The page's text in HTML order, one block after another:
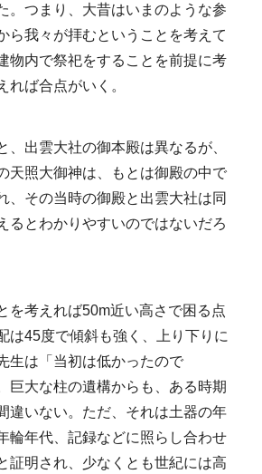
。つまり、大昔はいまのような参
ら我々が拝むということを考えて
物内で祭祀をすることを前提に考
れば合点がいく。
、出雲大社の御本殿は異なるが、
天照大御神は、もとは御殿の中で
、その当時の御殿と出雲大社は同
るとわかりやすいのではないだろ
を考えれば50m近い高さで困る点
は45度で傾斜も強く、上り下りに
生は「当初は低かったので
大な柱の遺構からも、ある時期
違いない。ただ、それは土器の年
輪年代、記録などに照らし合わせ
証明され、少なくとも世紀には高